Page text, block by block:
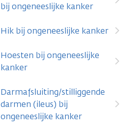
bij ongeneeslijke kanker
Hik bij ongeneeslijke kanker
Hoesten bij ongeneeslijke
kanker
Darmafsluiting/stilliggende
darmen (ileus) bij
ongeneeslijke kanker